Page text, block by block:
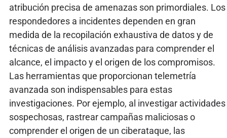
atribución precisa de amenazas son primordiales. Los
respondedores a incidentes dependen en gran
medida de la recopilación exhaustiva de datos y de
técnicas de análisis avanzadas para comprender el
alcance, el impacto y el origen de los compromisos.
Las herramientas que proporcionan telemetría
avanzada son indispensables para estas
investigaciones. Por ejemplo, al investigar actividades
sospechosas, rastrear campañas maliciosas o
comprender el origen de un ciberataque, las